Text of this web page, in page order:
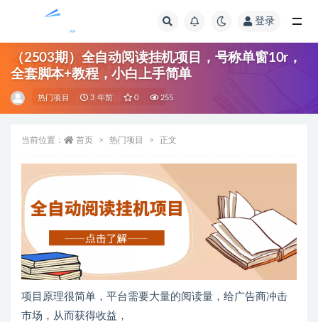
登录
（2503期）全自动阅读挂机项目，号称单窗10r，
全套脚本+教程，小白上手简单
热门项目 3 年前 0 255
当前位置： 首页 热门项目 正文
项目原理很简单，平台需要大量的阅读量，给广告商冲击
市场，从而获得收益，